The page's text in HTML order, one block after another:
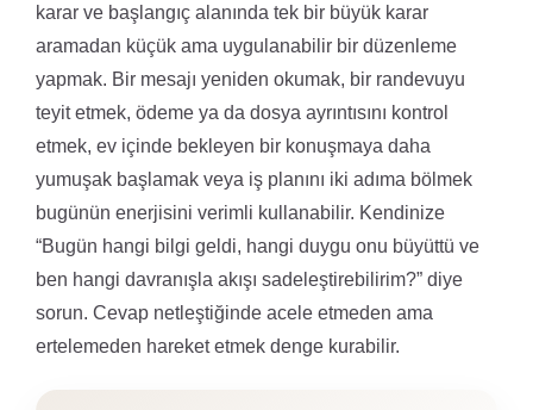
karar ve başlangıç alanında tek bir büyük karar
aramadan küçük ama uygulanabilir bir düzenleme
yapmak. Bir mesajı yeniden okumak, bir randevuyu
teyit etmek, ödeme ya da dosya ayrıntısını kontrol
etmek, ev içinde bekleyen bir konuşmaya daha
yumuşak başlamak veya iş planını iki adıma bölmek
bugünün enerjisini verimli kullanabilir. Kendinize
“Bugün hangi bilgi geldi, hangi duygu onu büyüttü ve
ben hangi davranışla akışı sadeleştirebilirim?” diye
sorun. Cevap netleştiğinde acele etmeden ama
ertelemeden hareket etmek denge kurabilir.